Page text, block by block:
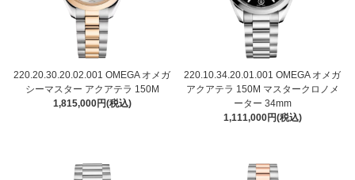
220.20.30.20.02.001 OMEGA オメガ
シーマスター アクアテラ 150M
1,815,000円(税込)
220.10.34.20.01.001 OMEGA オメガ
アクアテラ 150M マスタークロノメ
ーター 34mm
1,111,000円(税込)